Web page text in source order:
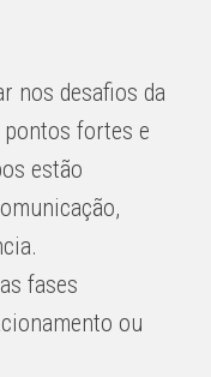
nos desafios da
fortes e
estão
fases
ou